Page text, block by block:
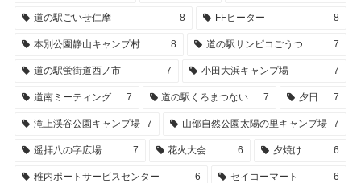
道の駅ごいせ仁摩 8 FFヒーター 8
本別公園静山キャンプ村 8 道の駅サンピコごうつ 7
道の駅蛍街道西ノ市 7 小田大浜キャンプ場 7
道南ミーティング 7 道の駅くろまつない 7 夕日 7
滝上渓谷公園キャンプ場 7 山部自然公園太陽の里キャンプ場 7
遥拝八の字広場 7 花火大会 6 夕焼け 6
稚内ポートサービスセンター 6 セイコーマート 6